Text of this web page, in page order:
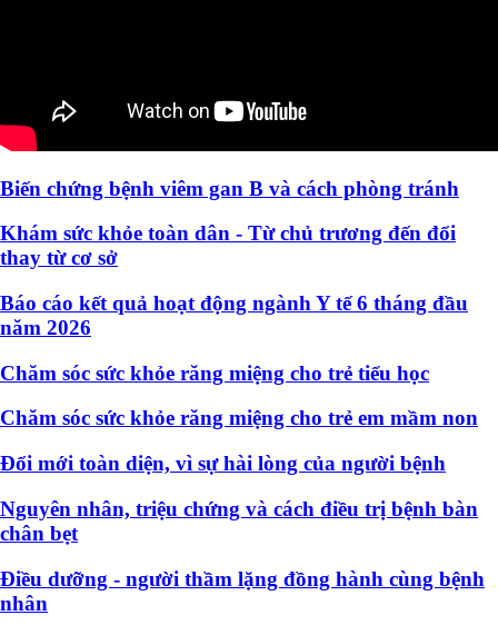
Biến chứng bệnh viêm gan B và cách phòng tránh
Khám sức khỏe toàn dân - Từ chủ trương đến đổi
thay từ cơ sở
Báo cáo kết quả hoạt động ngành Y tế 6 tháng đầu
năm 2026
Chăm sóc sức khỏe răng miệng cho trẻ tiểu học
Chăm sóc sức khỏe răng miệng cho trẻ em mầm non
Đổi mới toàn diện, vì sự hài lòng của người bệnh
Nguyên nhân, triệu chứng và cách điều trị bệnh bàn
chân bẹt
Điều dưỡng - người thầm lặng đồng hành cùng bệnh
nhân